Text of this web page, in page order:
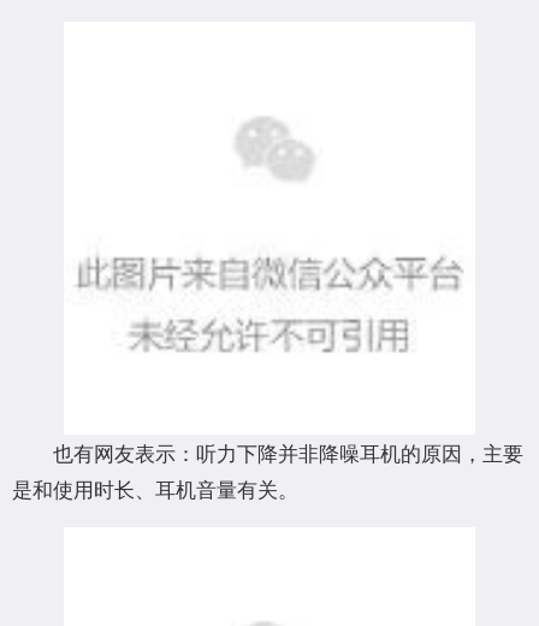
也有网友表示：听力下降并非降噪耳机的原因，主要
是和使用时长、耳机音量有关。